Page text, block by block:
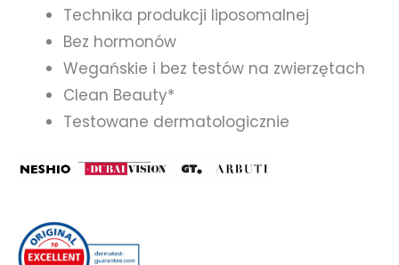
Technika produkcji liposomalnej
Bez hormonów
Wegańskie i bez testów na zwierzętach
Clean Beauty*
Testowane dermatologicznie